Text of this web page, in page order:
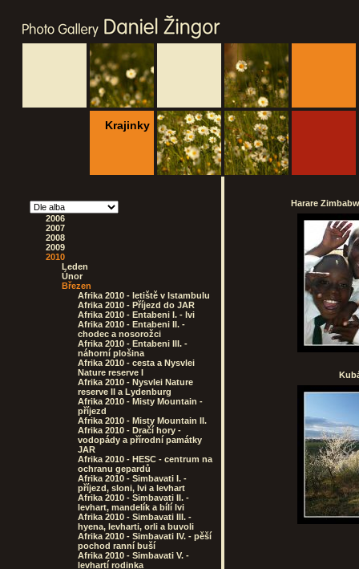
Krajinky
2006
2007
2008
2009
2010
Leden
Únor
Březen
Afrika 2010 - letiště v Istambulu
Afrika 2010 - Příjezd do JAR
Afrika 2010 - Entabeni I. - lvi
Afrika 2010 - Entabeni II. -
chodec a nosorožci
Afrika 2010 - Entabeni III. -
náhorní plošina
Afrika 2010 - cesta a Nysvlei
Nature reserve I
Afrika 2010 - Nysvlei Nature
reserve II a Lydenburg
Afrika 2010 - Misty Mountain -
příjezd
Afrika 2010 - Misty Mountain II.
Afrika 2010 - Dračí hory -
vodopády a přírodní památky
JAR
Afrika 2010 - HESC - centrum na
ochranu gepardů
Afrika 2010 - Simbavati I. -
příjezd, sloni, lvi a levhart
Afrika 2010 - Simbavati II. -
levhart, mandelík a bílí lvi
Afrika 2010 - Simbavati III. -
hyena, levharti, orli a buvoli
Afrika 2010 - Simbavati IV. - pěší
pochod ranní buší
Afrika 2010 - Simbavati V. -
levhartí rodinka
Harare